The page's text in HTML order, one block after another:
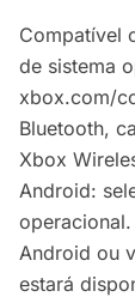
Compatível
de sistema
xbox.com/
Bluetooth,
Xbox
Android:
Android ou
estará